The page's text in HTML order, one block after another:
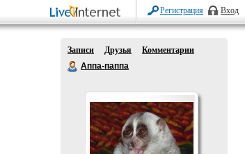
Регистрация Вход
Записи Друзья
Комментарии
Аппа-паппа